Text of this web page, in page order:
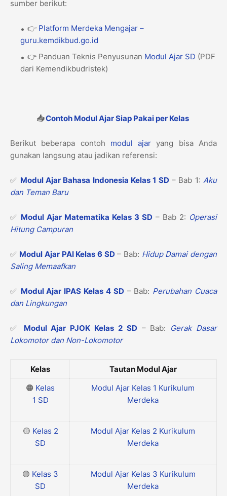
sumber berikut:
👉 Platform Merdeka Mengajar –
guru.kemdikbud.go.id
👉 Panduan Teknis Penyusunan Modul Ajar SD (PDF
dari Kemendikbudristek)
📥Contoh Modul Ajar Siap Pakai per Kelas
Berikut beberapa contoh modul ajar yang bisa Anda
gunakan langsung atau jadikan referensi:
✅ Modul Ajar Bahasa Indonesia Kelas 1 SD– Bab 1:Aku
dan Teman Baru
✅ Modul Ajar Matematika Kelas 3 SD – Bab 2: Operasi
Hitung Campuran
✅ Modul Ajar PAI Kelas 6 SD– Bab: Hidup Damai dengan
Saling Memaafkan
✅ Modul Ajar IPAS Kelas 4 SD– Bab: Perubahan Cuaca
dan Lingkungan
✅ Modul Ajar PJOK Kelas 2 SD– Bab: Gerak Dasar
Lokomotor dan Non-Lokomotor
Kelas
Tautan Modul Ajar
🟠 Kelas
1 SD
Modul Ajar Kelas 1 Kurikulum
Merdeka
🟡 Kelas 2
SD
Modul Ajar Kelas 2 Kurikulum
Merdeka
🟢 Kelas 3
SD
Modul Ajar Kelas 3 Kurikulum
Merdeka